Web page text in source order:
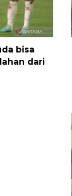
bisa
dari
2026
2026-08-